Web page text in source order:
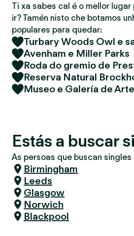
Ti xa sabes cal é o mellor
ir? Tamén nisto che botamos
populares para quedar:
Turbary Woods Owl e
Avenham e Miller Parks
Roda do gremio de
Reserva Natural
Museo e Galería de
Estás a buscar
As persoas que buscan
Birmingham
Leeds
Glasgow
Norwich
Blackpool